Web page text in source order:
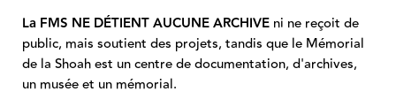
La FMS NE DÉTIENT AUCUNE ARCHIVEni ne reçoit de
public, mais soutient des projets, tandis que le Mémorial
de la Shoah est un centre de documentation, d'archives,
un musée et un mémorial.